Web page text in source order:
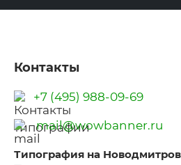
Контакты
+7 (495) 988-09-69
mail@wowbanner.ru
Типография на